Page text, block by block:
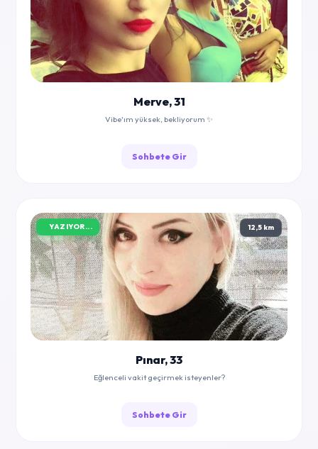
Merve, 31
Vibe'ım yüksek, bekliyorum ✨
Sohbete Gir
YAZIYOR... 12,5 km
Pınar, 33
Eğlenceli vakit geçirmek isteyenler?
Sohbete Gir